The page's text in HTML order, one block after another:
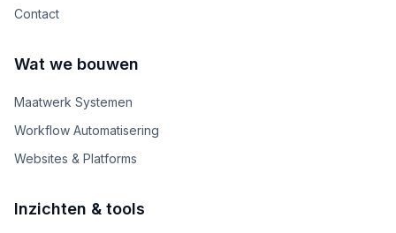
Contact
Wat we bouwen
Maatwerk Systemen
Workflow Automatisering
Websites & Platforms
Inzichten & tools